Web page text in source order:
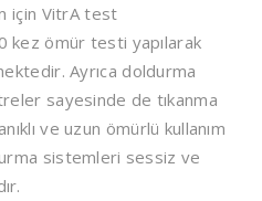
için VitrA test
kez ömür testi yapılarak
Ayrıca doldurma
sayesinde de tıkanma
ve uzun ömürlü kullanım
sistemleri sessiz ve